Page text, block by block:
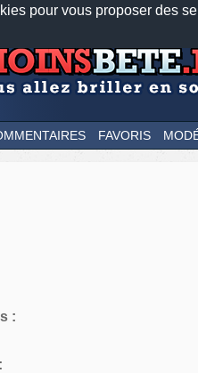
pour vous proposer des
mobiles
FAVORIS
: